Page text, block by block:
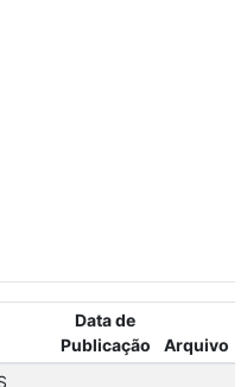
Data de
Publicação
Arquivo